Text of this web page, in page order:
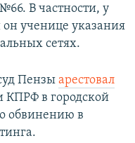
В частности, у
ученице указания
сетях.
Пензы арестовал
КПРФ в городской
обвинению в